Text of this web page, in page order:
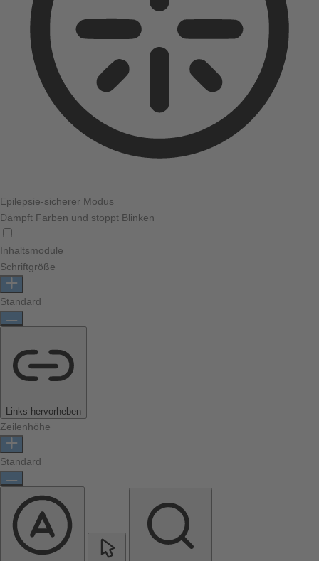
Epilepsie-sicherer Modus
Dämpft Farben und stoppt Blinken
Inhaltsmodule
Schriftgröße
Standard
Links hervorheben
Zeilenhöhe
Standard